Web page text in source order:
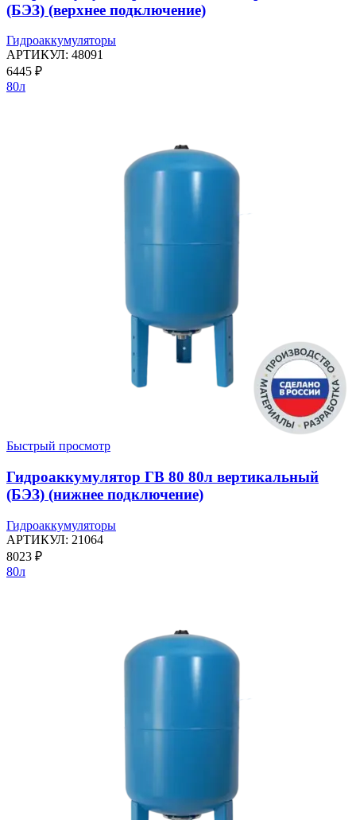
(БЭЗ) (верхнее подключение)
Гидроаккумуляторы
АРТИКУЛ: 48091
6445 ₽
80л
Быстрый просмотр
Гидроаккумулятор ГВ 80 80л вертикальный
(БЭЗ) (нижнее подключение)
Гидроаккумуляторы
АРТИКУЛ: 21064
8023 ₽
80л